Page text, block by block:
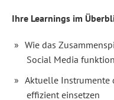
Techniken,
um
mit
wichtigen
Zielgruppen
Journalist:innen
Multiplikator:innen
Ihre Learnings im
Wie das
Social Media
Aktuelle Instrumente
effizient einsetzen